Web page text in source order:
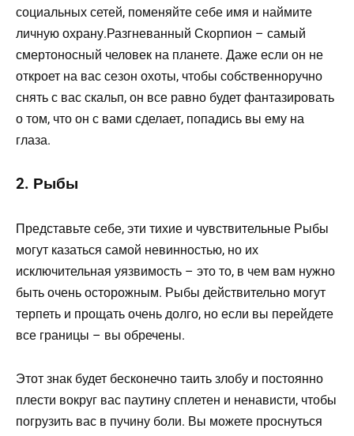
социальных сетей, поменяйте себе имя и наймите
личную охрану.Разгневанный Скорпион – самый
смертоносный человек на планете. Даже если он не
откроет на вас сезон охоты, чтобы собственноручно
снять с вас скальп, он все равно будет фантазировать
о том, что он с вами сделает, попадись вы ему на
глаза.
2. Рыбы
Представьте себе, эти тихие и чувствительные Рыбы
могут казаться самой невинностью, но их
исключительная уязвимость – это то, в чем вам нужно
быть очень осторожным. Рыбы действительно могут
терпеть и прощать очень долго, но если вы перейдете
все границы – вы обречены.
Этот знак будет бесконечно таить злобу и постоянно
плести вокруг вас паутину сплетен и ненависти, чтобы
погрузить вас в пучину боли. Вы можете проснуться